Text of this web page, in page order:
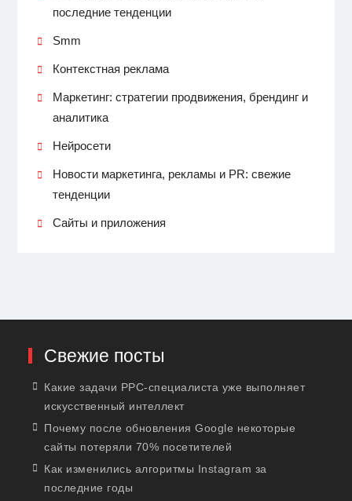
последние тенденции
Smm
Контекстная реклама
Маркетинг: стратегии продвижения, брендинг и
аналитика
Нейросети
Новости маркетинга, рекламы и PR: свежие
тенденции
Сайты и приложения
Свежие посты
Какие задачи PPC-специалиста уже выполняет
искусственный интеллект
Почему после обновления Google некоторые
сайты потеряли 70% посетителей
Как изменились алгоритмы Instagram за
последние годы